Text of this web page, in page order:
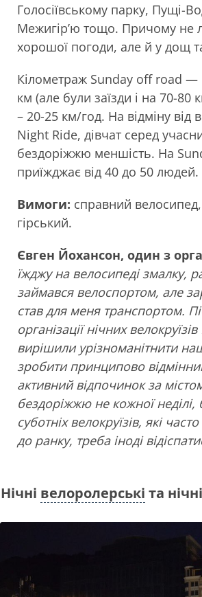
Голосіївському парку, Пущі-
Межигір’ю тощо. Причому не
хорошої погоди, але й у дощ
Кілометраж Sunday off road
км (але були заїзди і на 70-80
– 20-25 км/год. На відміну від
Night Ride, дівчат серед
бездоріжжю меншість. На
приїжджає від 40 до 50 людей.
Вимоги: справний
гірський.
Євген Йохансон, один з
їжджу на велосипеді змалку,
займався велоспортом, але
став для меня транспортом.
організації нічних
вирішили урізноманітнити
зробити принципово
активний відпочинок за
бездоріжжю не кожної неділі,
суботніх велокруїзів, які
до ранку, треба іноді
Нічні велоролерські та нічні